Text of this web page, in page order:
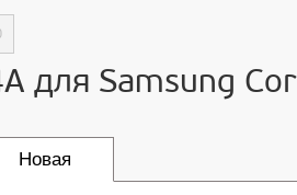
для Samsung
Новая